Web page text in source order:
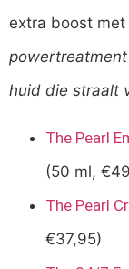
extra boost
huid die straalt
The Pearl
(50 ml,
The Pearl
€37,95)